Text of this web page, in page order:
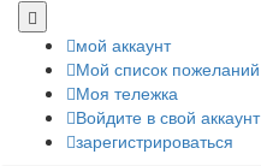
мой аккаунт
Мой список пожеланий
Моя тележка
Войдите в свой аккаунт
зарегистрироваться